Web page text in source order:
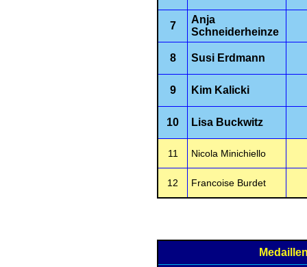
7
Anja
Schneiderheinze
8 Susi Erdmann
9 Kim Kalicki
10 Lisa Buckwitz
11 Nicola Minichiello
12 Francoise Burdet